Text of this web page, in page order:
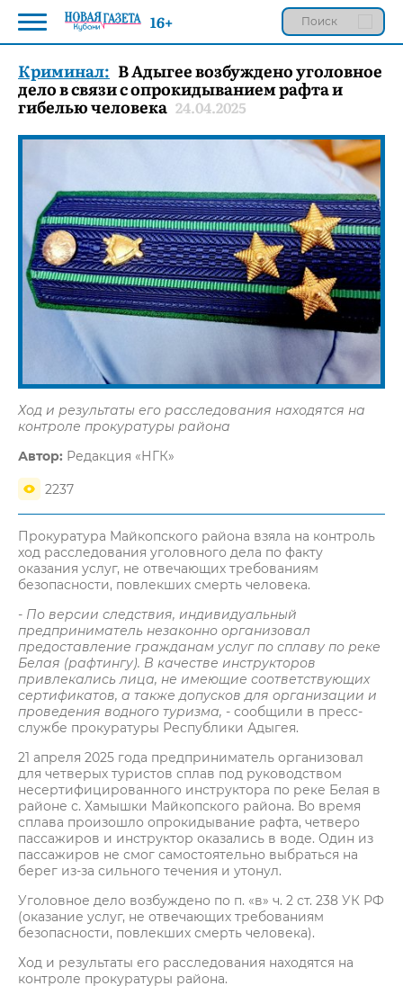
Криминал: В Адыгее возбуждено уголовное
дело в связи с опрокидыванием рафта и
гибелью человека 24.04.2025
Ход и результаты его расследования находятся на
контроле прокуратуры района
Автор: Редакция «НГК»
2237
Прокуратура Майкопского района взяла на контроль
ход расследования уголовного дела по факту
оказания услуг, не отвечающих требованиям
безопасности, повлекших смерть человека.
- По версии следствия, индивидуальный
предприниматель незаконно организовал
предоставление гражданам услуг по сплаву по реке
Белая (рафтингу). В качестве инструкторов
привлекались лица, не имеющие соответствующих
сертификатов, а также допусков для организации и
проведения водного туризма, - сообщили в пресс-
службе прокуратуры Республики Адыгея.
21 апреля 2025 года предприниматель организовал
для четверых туристов сплав под руководством
несертифицированного инструктора по реке Белая в
районе с. Хамышки Майкопского района. Во время
сплава произошло опрокидывание рафта, четверо
пассажиров и инструктор оказались в воде. Один из
пассажиров не смог самостоятельно выбраться на
берег из-за сильного течения и утонул.
Уголовное дело возбуждено по п. «в» ч. 2 ст. 238 УК РФ
(оказание услуг, не отвечающих требованиям
безопасности, повлекших смерть человека).
Ход и результаты его расследования находятся на
контроле прокуратуры района.
16+